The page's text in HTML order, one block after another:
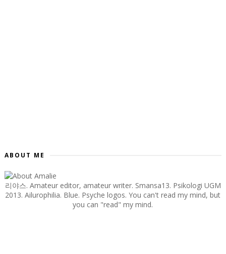
ABOUT ME
리야스. Amateur editor, amateur writer. Smansa13. Psikologi UGM
2013. Ailurophilia. Blue. Psyche logos. You can't read my mind, but
you can "read" my mind.